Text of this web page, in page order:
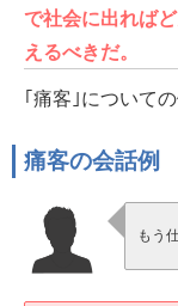
で社会に出れば
えるべきだ。
｢痛客｣について
痛客の会話例
もう